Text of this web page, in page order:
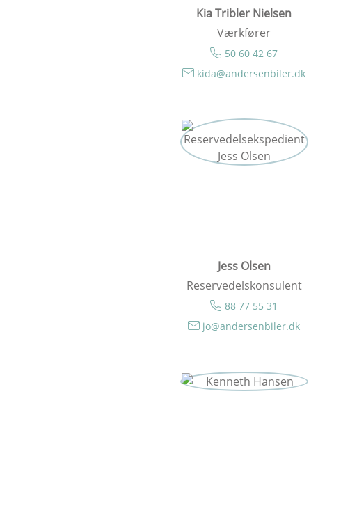
Kia Tribler Nielsen
Værkfører
50 60 42 67
kida@andersenbiler.dk
Jess Olsen
Reservedelskonsulent
88 77 55 31
jo@andersenbiler.dk